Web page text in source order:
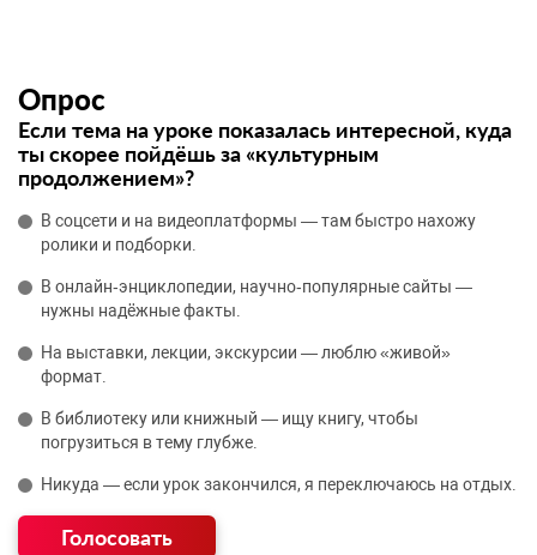
Опрос
Если тема на уроке показалась интересной, куда
ты скорее пойдёшь за «культурным
продолжением»?
В соцсети и на видеоплатформы — там быстро нахожу
ролики и подборки.
В онлайн‑энциклопедии, научно‑популярные сайты —
нужны надёжные факты.
На выставки, лекции, экскурсии — люблю «живой»
формат.
В библиотеку или книжный — ищу книгу, чтобы
погрузиться в тему глубже.
Никуда — если урок закончился, я переключаюсь на отдых.